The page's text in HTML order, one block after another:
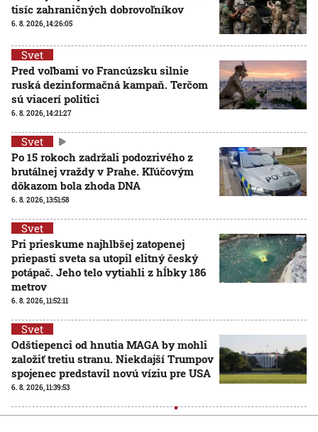
tisíc zahraničných dobrovoľníkov
6. 8. 2026, 14:26:05
Svet
Pred voľbami vo Francúzsku silnie
ruská dezinformačná kampaň. Terčom
sú viacerí politici
6. 8. 2026, 14:21:27
Svet
Po 15 rokoch zadržali podozrivého z
brutálnej vraždy v Prahe. Kľúčovým
dôkazom bola zhoda DNA
6. 8. 2026, 13:51:58
Svet
Pri prieskume najhlbšej zatopenej
priepasti sveta sa utopil elitný český
potápač. Jeho telo vytiahli z hĺbky 186
metrov
6. 8. 2026, 11:52:11
Svet
Odštiepenci od hnutia MAGA by mohli
založiť tretiu stranu. Niekdajší Trumpov
spojenec predstavil novú víziu pre USA
6. 8. 2026, 11:39:53
Svet